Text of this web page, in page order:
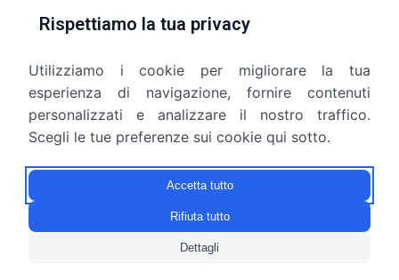
30 Luglio 2026
Formazione sulla sicurezza per aziende con molti dipendenti:
come organizzare corsi, scadenze e più sedi
25 Luglio 2026
Armadietti aziendali e privacy: il datore di lavoro può aprirli?
9 Luglio 2026
Rispettiamo la tua privacy
Utilizziamo i cookie per migliorare la tua
esperienza di navigazione, fornire contenuti
personalizzati e analizzare il nostro traffico.
Scegli le tue preferenze sui cookie qui sotto.
Accetta tutto
Rifiuta tutto
Dettagli